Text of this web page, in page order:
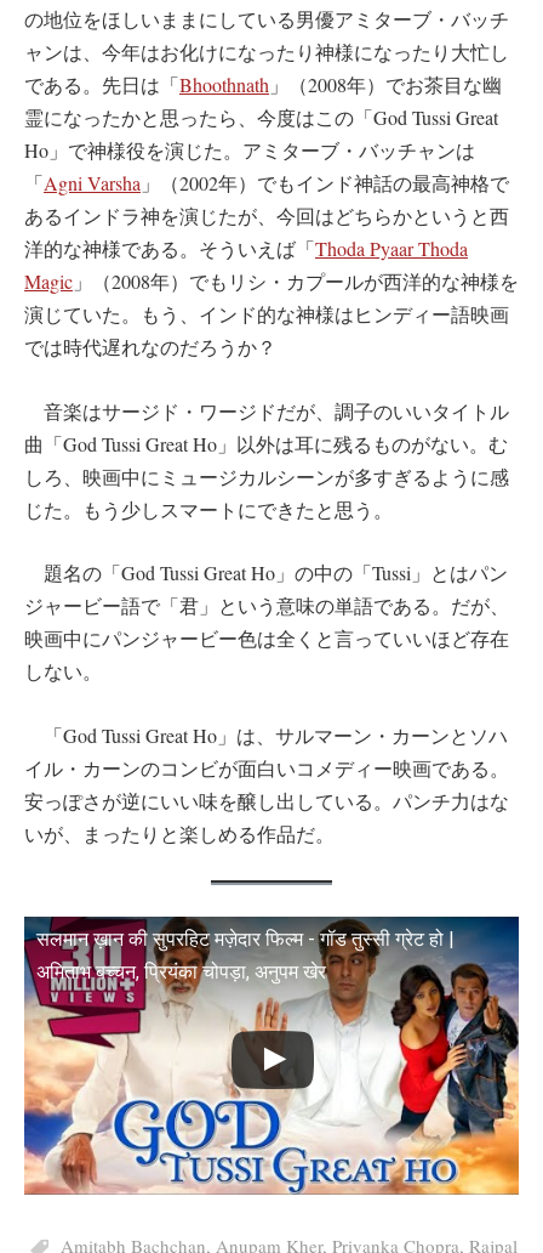
の地位をほしいままにしている男優アミターブ・バッチ
ャンは、今年はお化けになったり神様になったり大忙し
である。先日は「Bhoothnath 」（2008年）でお茶目な幽
霊になったかと思ったら、今度はこの「God Tussi Great
Ho」で神様役を演じた。アミターブ・バッチャンは
「Agni Varsha 」（2002年）でもインド神話の最高神格で
あるインドラ神を演じたが、今回はどちらかというと西
洋的な神様である。そういえば「Thoda Pyaar Thoda
Magic 」（2008年）でもリシ・カプールが西洋的な神様を
演じていた。もう、インド的な神様はヒンディー語映画
では時代遅れなのだろうか？
音楽はサージド・ワージドだが、調子のいいタイトル
曲「God Tussi Great Ho」以外は耳に残るものがない。む
しろ、映画中にミュージカルシーンが多すぎるように感
じた。もう少しスマートにできたと思う。
題名の「God Tussi Great Ho」の中の「Tussi」とはパン
ジャービー語で「君」という意味の単語である。だが、
映画中にパンジャービー色は全くと言っていいほど存在
しない。
「God Tussi Great Ho」は、サルマーン・カーンとソハ
イル・カーンのコンビが面白いコメディー映画である。
安っぽさが逆にいい味を醸し出している。パンチ力はな
いが、まったりと楽しめる作品だ。
सलमान ख़ान की सुपरहिट मज़ेदार फिल्म - गॉड तुस्सी ग्रेट हो |
अमिताभ बच्चन, प्रियंका चोपड़ा, अनुपम खेर
Amitabh Bachchan, Anupam Kher, Priyanka Chopra, Rajpal